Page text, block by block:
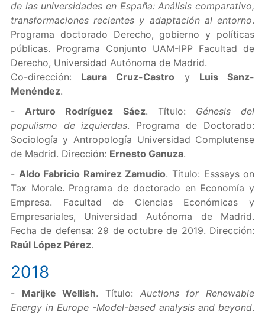
de las universidades en España: Análisis comparativo,
transformaciones recientes y adaptación al entorno.
Programa doctorado Derecho, gobierno y políticas
públicas. Programa Conjunto UAM-IPP Facultad de
Derecho, Universidad Autónoma de Madrid.
Co-dirección: Laura Cruz-Castro y Luis Sanz-
Menéndez.
-Arturo Rodríguez Sáez. Título: Génesis del
populismo de izquierdas. Programa de Doctorado:
Sociología y Antropología Universidad Complutense
de Madrid. Dirección: Ernesto Ganuza.
- Aldo Fabricio Ramírez Zamudio. Título: Esssays on
Tax Morale. Programa de doctorado en Economía y
Empresa. Facultad de Ciencias Económicas y
Empresariales, Universidad Autónoma de Madrid.
Fecha de defensa: 29 de octubre de 2019. Dirección:
Raúl López Pérez.
2018
- Marijke Wellish. Título: Auctions for Renewable
Energy in Europe -Model-based analysis and beyond.